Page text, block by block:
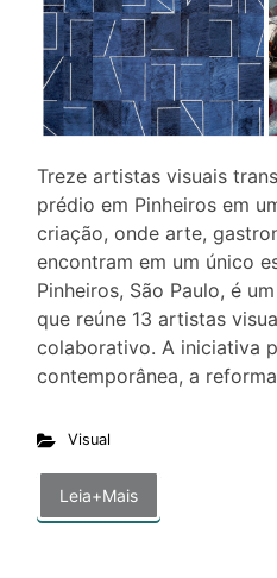
Treze artistas visuais
prédio em Pinheiros em
criação, onde arte,
encontram em um único
Pinheiros, São Paulo, é
que reúne 13 artistas
colaborativo. A iniciativa
contemporânea, a
Visual
Leia+Mais